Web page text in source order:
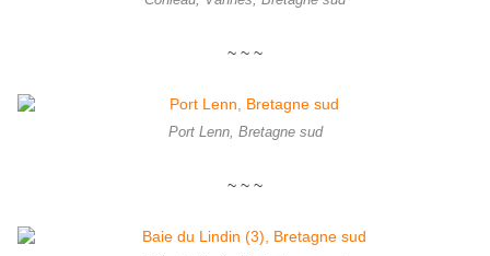
~ ~ ~
Port Lenn, Bretagne sud
~ ~ ~